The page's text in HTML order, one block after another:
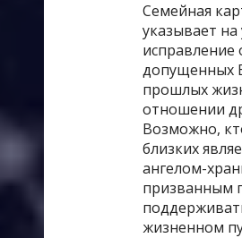
Семейная
указывает на
исправление
допущенных
прошлых
отношении
Возможно,
близких
ангелом-
призванным
жизненном